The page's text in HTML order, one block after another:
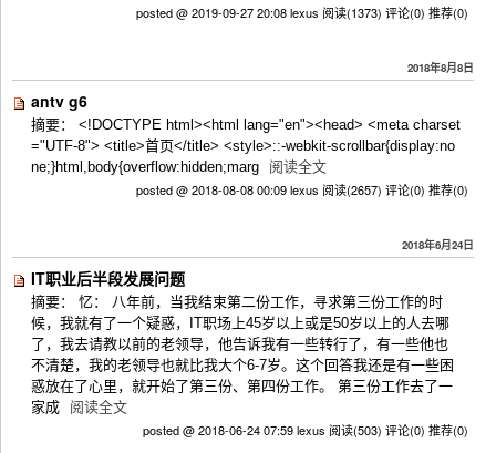
posted @ 2019-09-27 20:08 lexus 阅读(1373) 评论(0) 推荐(0)
2018年8月8日
antv g6
摘要： <!DOCTYPE html><html lang="en"><head> <meta charset
="UTF-8"> <title>首页</title> <style>::-webkit-scrollbar{display:no
ne;}html,body{overflow:hidden;marg
阅读全文
posted @ 2018-08-08 00:09 lexus 阅读(2657) 评论(0) 推荐(0)
2018年6月24日
IT职业后半段发展问题
摘要： 忆： 八年前，当我结束第二份工作，寻求第三份工作的时
候，我就有了一个疑惑，IT职场上45岁以上或是50岁以上的人去哪
了，我去请教以前的老领导，他告诉我有一些转行了，有一些他也
不清楚，我的老领导也就比我大个6-7岁。这个回答我还是有一些困
惑放在了心里，就开始了第三份、第四份工作。 第三份工作去了一
家成
阅读全文
posted @ 2018-06-24 07:59 lexus 阅读(503) 评论(0) 推荐(0)